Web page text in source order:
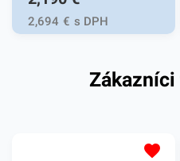
košov či zberných nádob.
Zabezpečujú komfort a
manipulácie s odpadom.
2,694 € s DPH